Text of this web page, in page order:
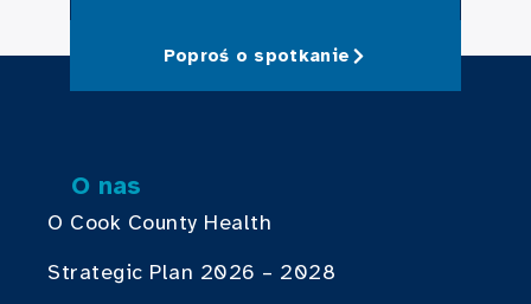
Poproś o spotkanie
O nas
O Cook County Health
Strategic Plan 2026 – 2028